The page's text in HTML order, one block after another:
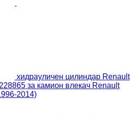
хидрауличен цилиндар Renault
за камион влекач Renault
2014)